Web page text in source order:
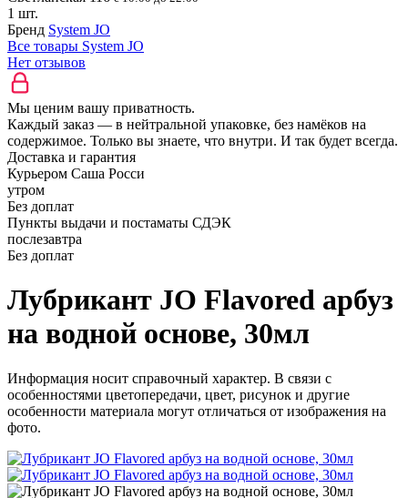
1 шт.
Бренд System JO
Все товары System JO
Нет отзывов
Мы ценим вашу приватность.
Каждый заказ — в нейтральной упаковке, без намёков на
содержимое. Только вы знаете, что внутри. И так будет всегда.
Доставка и гарантия
Курьером Саша Росси
утром
Без доплат
Пункты выдачи и постаматы СДЭК
послезавтра
Без доплат
Лубрикант JO Flavored арбуз
на водной основе, 30мл
Информация носит справочный характер. В связи с
особенностями цветопередачи, цвет, рисунок и другие
особенности материала могут отличаться от изображения на
фото.